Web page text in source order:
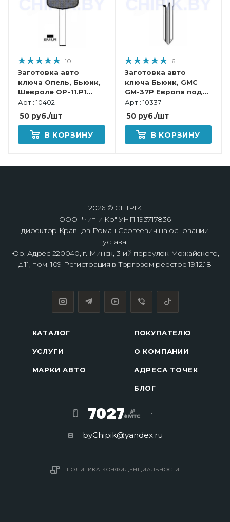
10
Заготовка авто
ключа Опель, Бьюик,
Шевроле OP-11.P1
HU100 Европа под
Арт.: 10402
50 руб./шт
В КОРЗИНУ
6
Заготовка авто
ключа Бьюик, GMC
GM-37P Европа под
чип
Арт.: 10337
50руб./шт
В КОРЗИНУ
2026 © CHIPIK
ООО "Чип и Ко" УНП 193717836
директор Кравцов Роман Сергеевич на основании
устава.
Юр. Адрес 220040, г. Минск, 3-ий переулок Можайского,
д.11, пом. 109 Регистрация в Торговом реестре 19.12.18
КАТАЛОГ
УСЛУГИ
МАРКИ АВТО
ПОКУПАТЕЛЮ
О КОМПАНИИ
АДРЕСА ТОЧЕК
БЛОГ
7027
byChipik@yandex.ru
ПОЛИТИКА КОНФИДЕНЦИАЛЬНОСТИ